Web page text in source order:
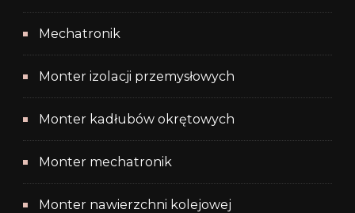
Mechatronik
Monter izolacji przemysłowych
Monter kadłubów okrętowych
Monter mechatronik
Monter nawierzchni kolejowej